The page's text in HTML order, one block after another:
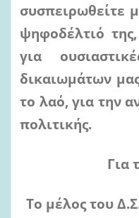
συσπειρωθείτε
ψηφοδέλτιό
για
δικαιωμάτων
το λαό, για την
πολιτικής.
Για
Το μέλος του